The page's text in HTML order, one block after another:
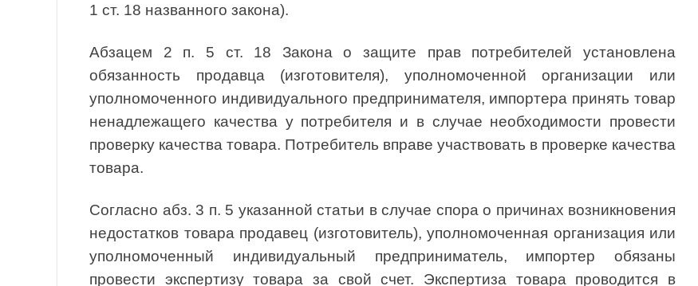
1 ст. 18 названного закона).
Абзацем 2 п. 5 ст. 18 Закона о защите прав потребителей установлена
обязанность продавца (изготовителя), уполномоченной организации или
уполномоченного индивидуального предпринимателя, импортера принять товар
ненадлежащего качества у потребителя и в случае необходимости провести
проверку качества товара. Потребитель вправе участвовать в проверке качества
товара.
Согласно абз. 3 п. 5 указанной статьи в случае спора о причинах возникновения
недостатков товара продавец (изготовитель), уполномоченная организация или
уполномоченный индивидуальный предприниматель, импортер обязаны
провести экспертизу товара за свой счет. Экспертиза товара проводится в